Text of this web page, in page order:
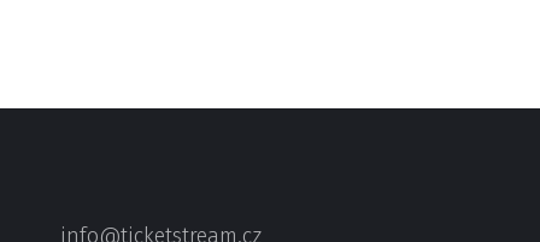
info@ticketstream.cz